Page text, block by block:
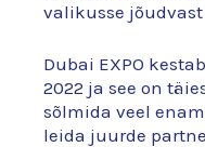
valikusse
Dubai EXPO
2022 ja see on
sõlmida veel
leida juurde